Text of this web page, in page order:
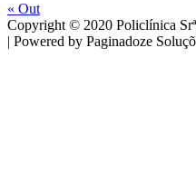
« Out
Copyright © 2020 Policlínica
| Powered by Paginadoze